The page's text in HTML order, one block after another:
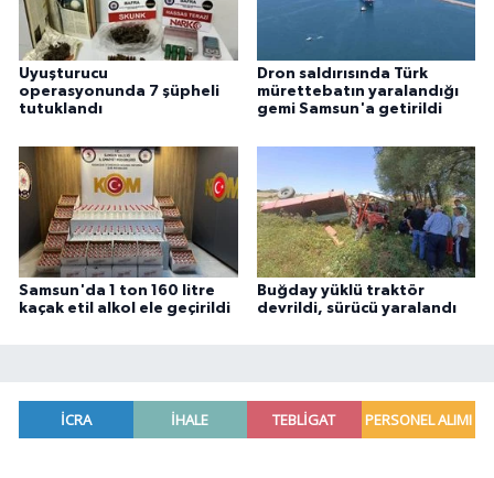
Uyuşturucu
operasyonunda 7 şüpheli
tutuklandı
Dron saldırısında Türk
mürettebatın yaralandığı
gemi Samsun'a getirildi
Samsun'da 1 ton 160 litre
kaçak etil alkol ele geçirildi
Buğday yüklü traktör
devrildi, sürücü yaralandı